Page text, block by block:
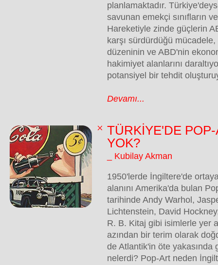
planlamaktadır.
savunan emekçi sınıfların
Hareketiyle zinde güçlerin
karşı sürdürdüğü
düzeninin ve ABD'nin
hakimiyet alanlarını
potansiyel bir tehdit
Devamı...
TÜRKİYE'DE
YOK?
_ Kubilay Akman
1950'lerde İngiltere'de
alanını Amerika'da bulan
tarihinde Andy Warhol,
Lichtenstein, David
R. B. Kitaj gibi isimlerle yer
azından bir terim olarak
de Atlantik'in öte yakasında
nelerdi? Pop-Art neden